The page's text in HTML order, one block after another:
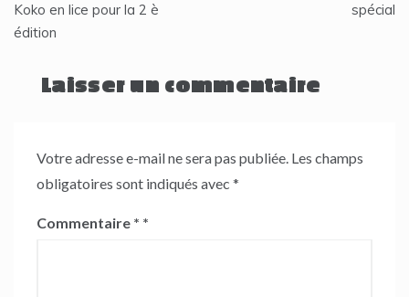
l’article
Koko en lice pour la 2 è
édition
spécial
Laisser un commentaire
Votre adresse e-mail ne sera pas publiée. Les champs
obligatoires sont indiqués avec *
Commentaire *